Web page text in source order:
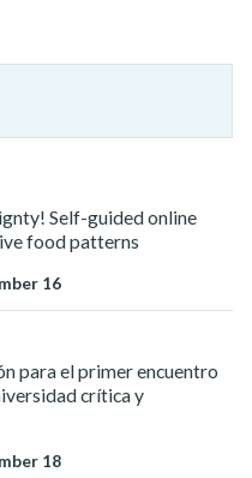
Self-guided online
food patterns
16
para el primer encuentro
crítica y
18